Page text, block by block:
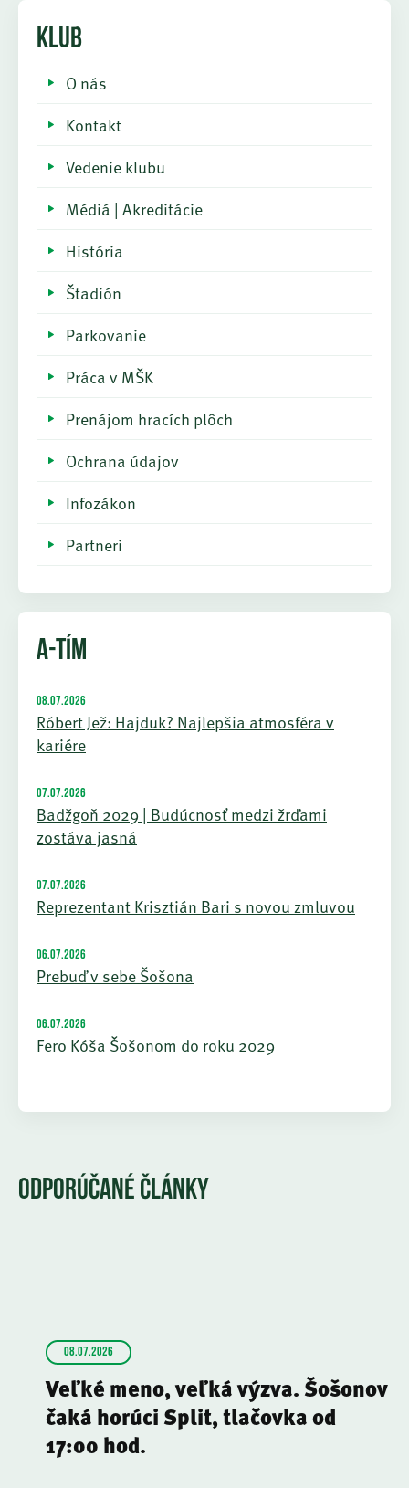
KLUB
O nás
Kontakt
Vedenie klubu
Médiá | Akreditácie
História
Štadión
Parkovanie
Práca v MŠK
Prenájom hracích plôch
Ochrana údajov
Infozákon
Partneri
A-TÍM
08.07.2026
Róbert Jež: Hajduk? Najlepšia atmosféra v
kariére
07.07.2026
Badžgoň 2029 | Budúcnosť medzi žrďami
zostáva jasná
07.07.2026
Reprezentant Krisztián Bari s novou zmluvou
06.07.2026
Prebuď v sebe Šošona
06.07.2026
Fero Kóša Šošonom do roku 2029
ODPORÚČANÉ ČLÁNKY
08.07.2026
Veľké meno, veľká výzva. Šošonov
čaká horúci Split, tlačovka od
17:00 hod.